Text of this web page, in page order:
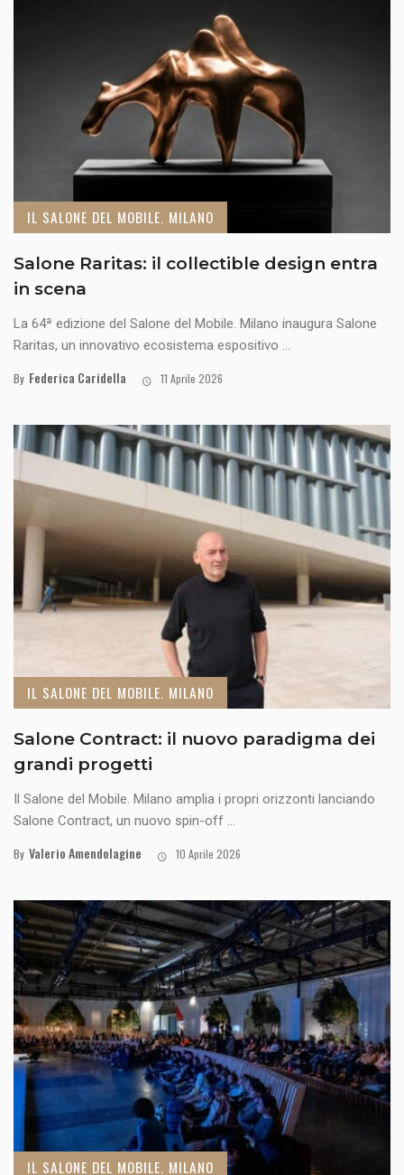
IL SALONE DEL MOBILE. MILANO
Salone Raritas: il collectible design entra
in scena
La 64ª edizione del Salone del Mobile. Milano inaugura Salone
Raritas, un innovativo ecosistema espositivo ...
By Federica Caridella 11 Aprile 2026
IL SALONE DEL MOBILE. MILANO
Salone Contract: il nuovo paradigma dei
grandi progetti
Il Salone del Mobile. Milano amplia i propri orizzonti lanciando
Salone Contract, un nuovo spin-off ...
By Valerio Amendolagine 10 Aprile 2026
IL SALONE DEL MOBILE. MILANO